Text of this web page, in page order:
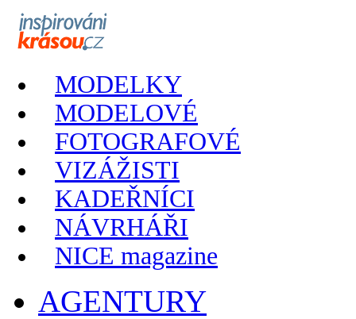
MODELKY
MODELOVÉ
FOTOGRAFOVÉ
VIZÁŽISTI
KADEŘNÍCI
NÁVRHÁŘI
NICE magazine
AGENTURY